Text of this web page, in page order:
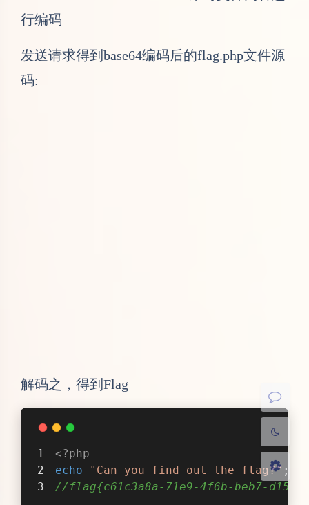
关闭 日落 暗化 灰度
解码之，得到Flag
此处明显存在系统命令执行漏洞。这里输入
大写IP=127.0.0.1，执行后会自动转换成小
写，猜测这里应该是linux,直接构造
payload： /?ip=127.0.0.1|ls 来查看当前目录
下的文件